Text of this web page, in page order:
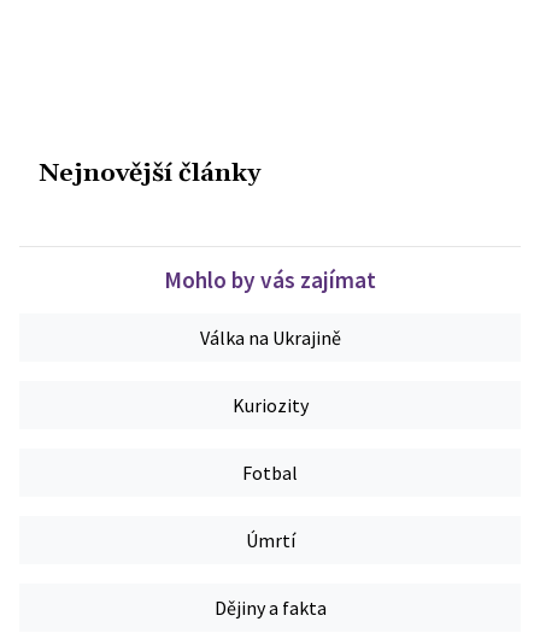
Nejnovější články
Mohlo by vás zajímat
Válka na Ukrajině
Kuriozity
Fotbal
Úmrtí
Dějiny a fakta